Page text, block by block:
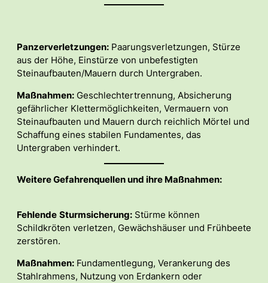
Panzerverletzungen: Paarungsverletzungen, Stürze
aus der Höhe, Einstürze von unbefestigten
Steinaufbauten/Mauern durch Untergraben.
Maßnahmen: Geschlechtertrennung, Absicherung
gefährlicher Klettermöglichkeiten, Vermauern von
Steinaufbauten und Mauern durch reichlich Mörtel und
Schaffung eines stabilen Fundamentes, das
Untergraben verhindert.
Weitere Gefahrenquellen und ihre Maßnahmen:
Fehlende Sturmsicherung: Stürme können
Schildkröten verletzen, Gewächshäuser und Frühbeete
zerstören.
Maßnahmen: Fundamentlegung, Verankerung des
Stahlrahmens, Nutzung von Erdankern oder